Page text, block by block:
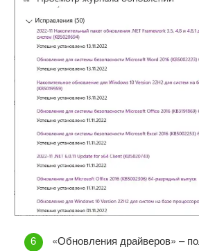
«Обновления драйверов» –